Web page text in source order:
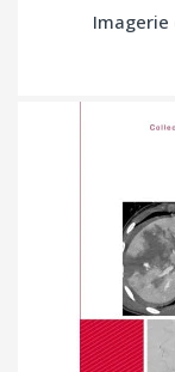
Imagerie